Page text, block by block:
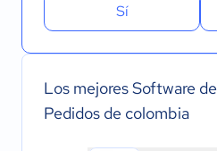
Sí
Los mejores Software
Pedidos de colombia